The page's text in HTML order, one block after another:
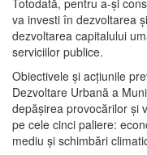
va investi în dezvoltarea
dezvoltarea capitalului
serviciilor publice.
Obiectivele şi acţiunile
Dezvoltare Urbană a
depășirea provocărilor şi
pe cele cinci paliere:
mediu şi schimbări